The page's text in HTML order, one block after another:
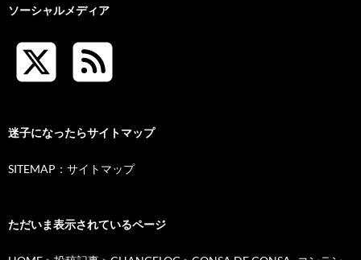
ソーシャルメディア
迷子になったらサイトマップ
SITEMAP：サイトマップ
ただいま表示されているページ